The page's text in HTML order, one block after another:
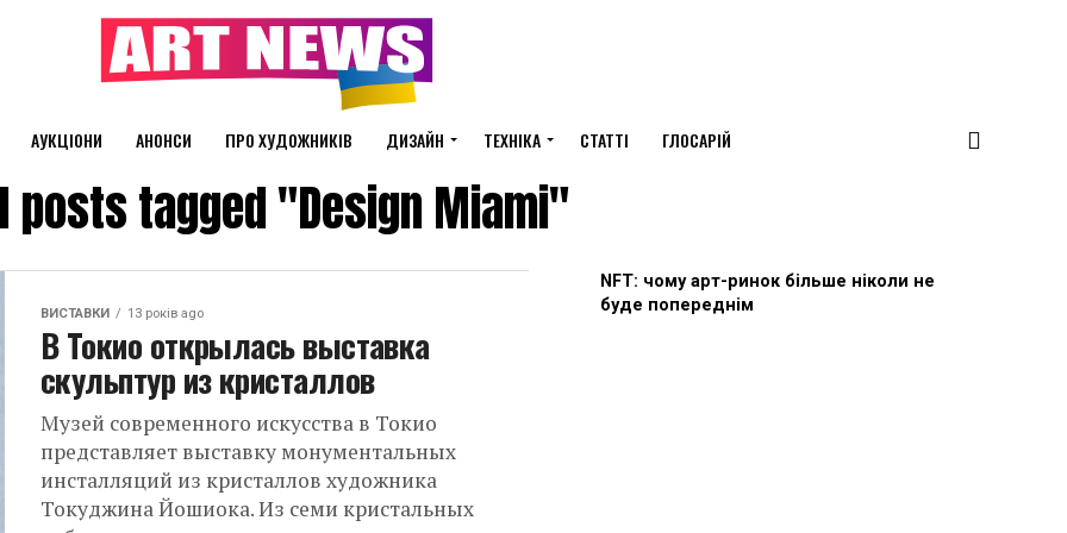
АУКЦІОНИ АНОНСИ ПРО ХУДОЖНИКІВ ДИЗАЙН ТЕХНІКА СТАТТІ ГЛОСАРІЙ
posts tagged "Design Miami"
ВИСТАВКИ 13 років ago
В Токио открылась выставка
скульптур из кристаллов
Музей современного искусства в Токио
представляет выставку монументальных
инсталляций из кристаллов художника
Токуджина Йошиока. Из семи кристальных
NFT: чому арт-ринок більше ніколи не
буде попереднім